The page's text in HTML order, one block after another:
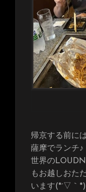
帰京する前に
薩摩でランチ♪
世界の
もお越しおた
います(*´▽｀*)